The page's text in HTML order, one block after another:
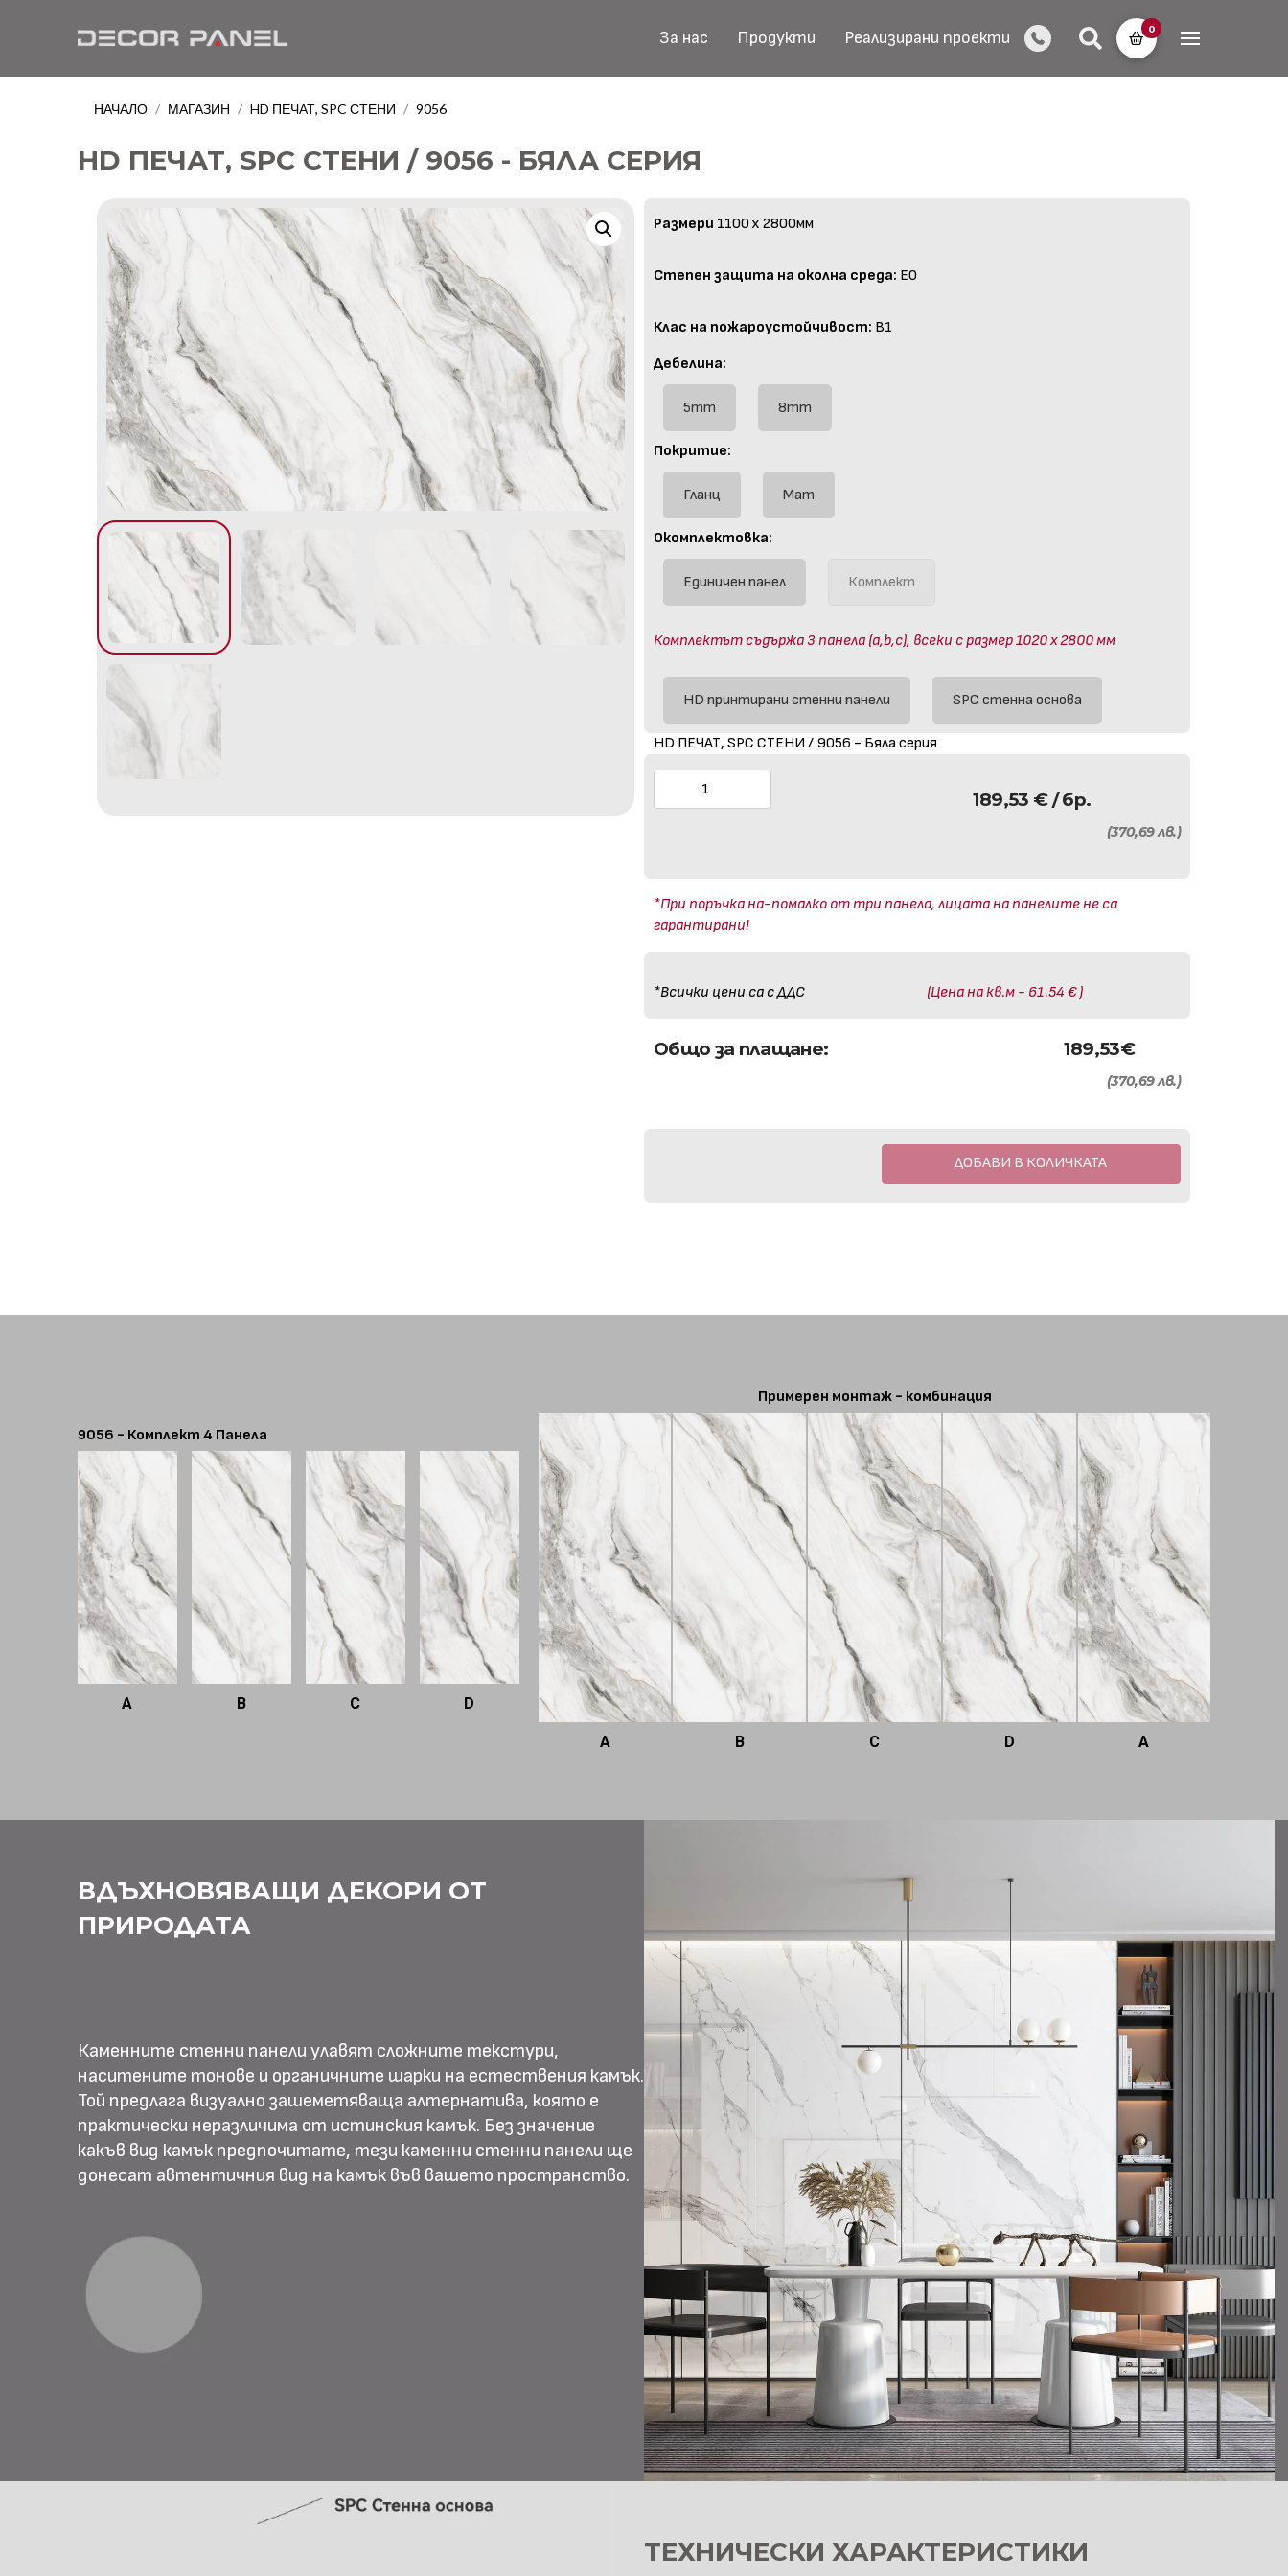
За нас Продукти Реализирани проекти 0
НАЧАЛО / МАГАЗИН / HD ПЕЧАТ, SPC СТЕНИ / 9056
HD ПЕЧАТ, SPC СТЕНИ / 9056 - БЯЛА СЕРИЯ
Размери 1100 x 2800мм
Степен защита на околна среда: E0
Клас на пожароустойчивост: B1
Дебелина:
5mm 8mm
Покритие:
Гланц Мат
Окомплектовка:
Единичен панел Комплект
Комплектът съдържа 3 панела (a,b,c), всеки с размер 1020 х 2800 мм
HD принтирани стенни панели SPC стенна основа
HD ПЕЧАТ, SPC СТЕНИ / 9056 - Бяла серия
189,53 €/ бр.
(370,69 лв.)
*При поръчка на-помалко от три панела, лицата на панелите не са
гарантирани!
*Всички цени са с ДДС (Цена на кв.м - 61.54 € )
Общо за плащане: 189,53€
(370,69 лв.)
ДОБАВИ В КОЛИЧКАТА
9056 - Комплект 4 Панела
A B C D
Примерен монтаж - комбинация
A B C D A
ВДЪХНОВЯВАЩИ ДЕКОРИ ОТ
ПРИРОДАТА
Каменните стенни панели улавят сложните текстури,
наситените тонове и органичните шарки на естествения камък.
Той предлага визуално зашеметяваща алтернатива, която е
практически неразличима от истинския камък. Без значение
какъв вид камък предпочитате, тези каменни стенни панели ще
донесат автентичния вид на камък във вашето пространство.
ТЕХНИЧЕСКИ ХАРАКТЕРИСТИКИ